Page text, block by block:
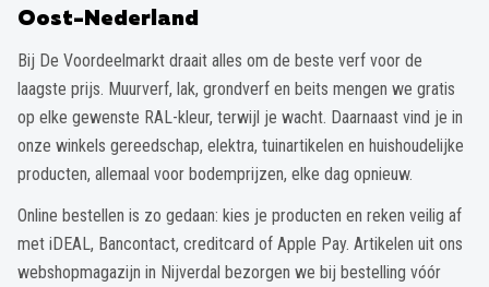
Oost-Nederland
Bij De Voordeelmarkt draait alles om de beste verf voor de
laagste prijs. Muurverf, lak, grondverf en beits mengen we gratis
op elke gewenste RAL-kleur, terwijl je wacht. Daarnaast vind je in
onze winkels gereedschap, elektra, tuinartikelen en huishoudelijke
producten, allemaal voor bodemprijzen, elke dag opnieuw.
Online bestellen is zo gedaan: kies je producten en reken veilig af
met iDEAL, Bancontact, creditcard of Apple Pay. Artikelen uit ons
webshopmagazijn in Nijverdal bezorgen we bij bestelling vóór